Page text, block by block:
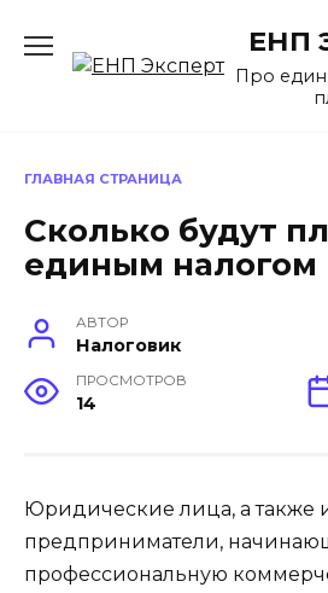
содержанию
ЕНП
Про
ГЛАВНАЯ СТРАНИЦА
Сколько будут
единым налогом
АВТОР
Налоговик
ПРОСМОТРОВ
14
Юридические лица, а также
предприниматели,
профессиональную